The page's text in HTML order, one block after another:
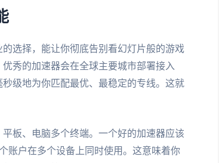
选择，能让你彻底告别看幻灯片般的游戏
秀的加速器会在全球主要城市部署接入
级地为你匹配最优、最稳定的专线。这就
板、电脑多个终端。一个好的加速器应该
账户在多个设备上同时使用。这意味着你